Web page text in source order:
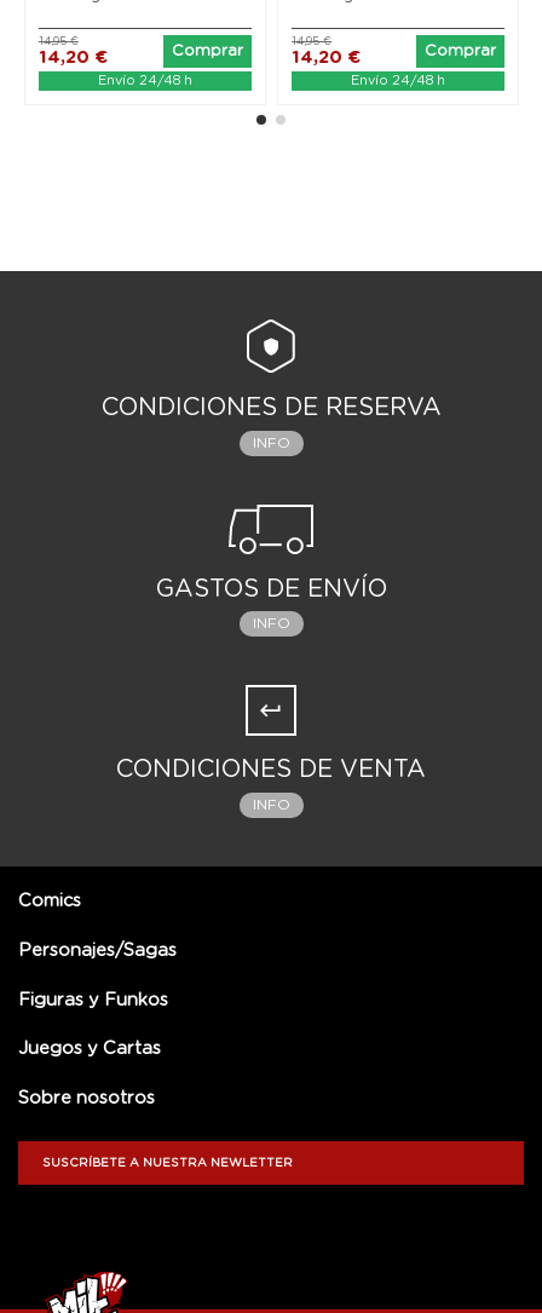
14,20 €
14,95 €
Comprar
Envío 24/48 h
14,20 €
14,95 €
Comprar
Envío 24/48 h
CONDICIONES DE RESERVA
INFO
GASTOS DE ENVÍO
INFO
CONDICIONES DE VENTA
INFO
Comics
Personajes/Sagas
Figuras y Funkos
Juegos y Cartas
Sobre nosotros
SUSCRÍBETE A NUESTRA NEWLETTER